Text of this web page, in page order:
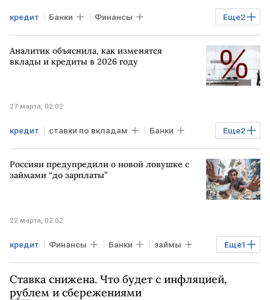
Еще2
кредит Банки Финансы
Мери Валишвили
РЭУ им. Г.В.Плеханова
Аналитик объяснила, как изменятся
вклады и кредиты в 2026 году
27 марта, 02:02
Еще2
кредит ставки по вкладам Банки
Финансы Банки.ру
Россиян предупредили о новой ловушке с
займами “до зарплаты”
22 марта, 02:02
Еще1
кредит Финансы Банки займы
МФО
Ставка снижена. Что будет с инфляцией,
рублем и сбережениями